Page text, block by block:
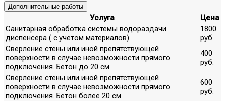
Дополнительные работы
Услуга
Цена
Санитарная обработка системы водораздачи
диспенсера ( с учетом материалов)
1800
руб.
Сверление стены или иной препятствующей
поверхности в случае невозможности прямого
подключения. Бетон до 20 см
400
руб.
Сверление стены или иной препятствующей
поверхности в случае невозможности прямого
подключения. Бетон более 20 см
600
руб.